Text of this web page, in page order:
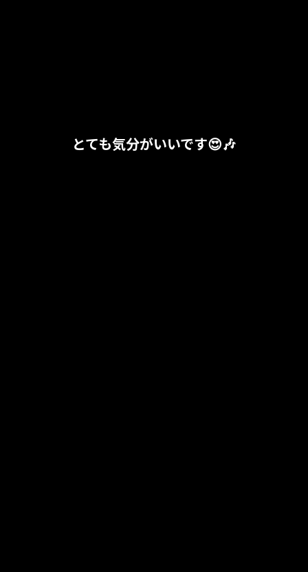
とても気分がいいです😍🎶